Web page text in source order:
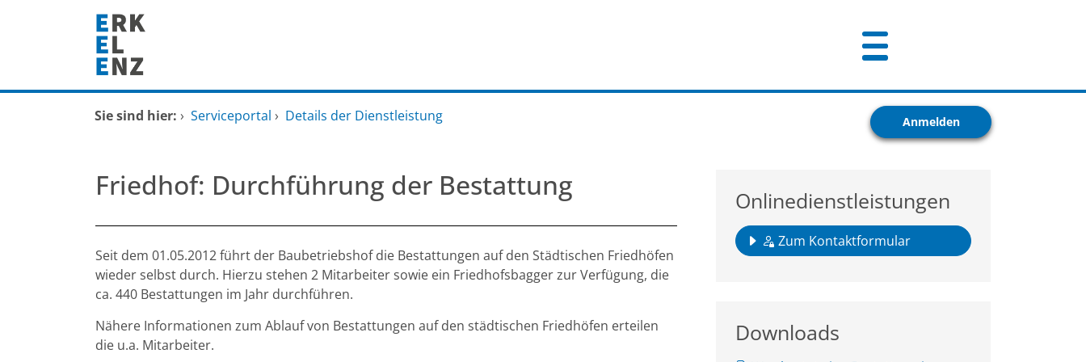
Zum Hauptinhalt springen
Startseite
Mitarbeitende A-Z
FAQ
Sie sind hier: › Serviceportal › Details der Dienstleistung Anmelden
Friedhof: Durchführung der Bestattung
Beschreibung
Seit dem 01.05.2012 führt der Baubetriebshof die Bestattungen auf den Städtischen Friedhöfen
wieder selbst durch. Hierzu stehen 2 Mitarbeiter sowie ein Friedhofsbagger zur Verfügung, die
ca. 440 Bestattungen im Jahr durchführen.
Nähere Informationen zum Ablauf von Bestattungen auf den städtischen Friedhöfen erteilen
die u.a. Mitarbeiter.
Onlinedienstleistungen
Zum Kontaktformular
Downloads